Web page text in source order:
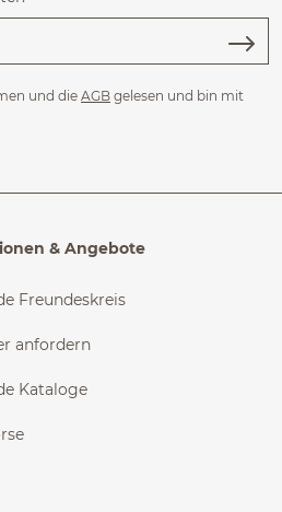
und die AGB gelesen und bin mit
& Angebote
Freundeskreis
anfordern
Kataloge